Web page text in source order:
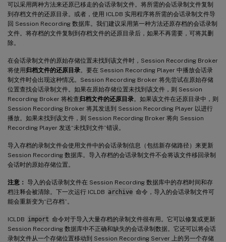
可以采用两种方法来还原已移走的会话录制文件。将所需的会话录制文件复制
到存档文件的还原目录。或者，使用 ICLDB 实用程序将所需的会话录制文件导
回 Session Recording 数据库。我们建议采用第一种方法还原存档的会话录制
文件。将存档的文件复制到存档文件的还原目录后，如果不再需要，可将其删
除。
在会话录制文件的原始存储位置未找到该文件时，Session Recording Broker
将使用归档文件的还原目录。要在 Session Recording Player 中播放会话录
制文件时会出现这种情况。Session Recording Broker 将先尝试在原始存储
位置查找会话录制文件。如果在原始存储位置未找到该文件，则 Session
Recording Broker 将检查归档文件的还原目录。如果该文件在还原目录中，则
Session Recording Broker 将其发送到 Session Recording Player 以进行
播放。如果未找到该文件，则 Session Recording Broker 将向 Session
Recording Player 发送“未找到文件”错误。
导入存档的录制文件会使用文件中的会话录制信息（包括新存储路径）来更新
Session Recording 数据库。导入存档的会话录制文件不会将该文件移回录制
会话时的原始存储位置。
注意： 导入的会话录制文件在 Session Recording 数据库中的存档时间和存
档注释会被清除。下一次运行 ICLDB archive 命令，导入的会话录制文件可
能会重新变为“已存档”。
ICLDB import 命令对于导入大量存档的录制文件很有用。它可以修复或更新
Session Recording 数据库中不正确和缺失的会话录制数据。它还可以将会话
录制文件从一个存储位置移动到 Session Recording Server 上的另一个存储